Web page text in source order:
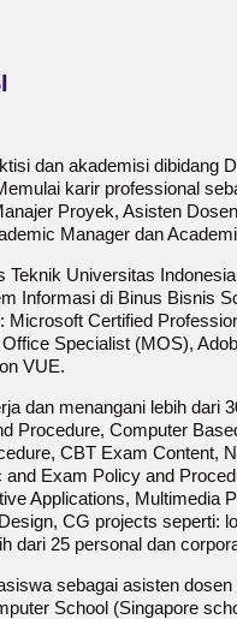
dan akademisi dibidang
karir professional
Proyek, Asisten
Manager dan
Teknik Universitas
Informasi di Binus Bisnis
Microsoft Certified
Specialist (MOS),
VUE.
dan menangani lebih dari
Procedure, Computer
CBT Exam Content,
Exam Policy and
Applications, Multimedia
CG projects seperti:
dari 25 personal dan
sebagai asisten
School (Singapore